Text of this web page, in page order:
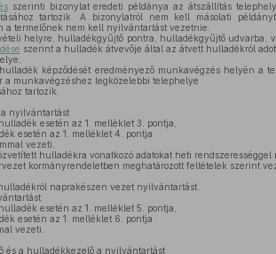
szerinti bizonylat eredeti példánya az átszállítás
tartozik. A bizonylatról nem kell másolati
a termelőnek nem kell nyilvántartást vezetnie.
helyre, hulladékgyűjtő pontra, hulladékgyűjtő udvarba,
szerint a hulladék átvevője által az átvett hulladékról
képződését eredményező munkavégzés helyén a
a munkavégzéshez legközelebbi telephelye
tartozik.
nyilvántartást
esetén az 1. melléklet 3. pontja,
esetén az 1. melléklet 4. pontja
vezeti.
hulladékra vonatkozó adatokat heti rendszerességgel
kormányrendeletben meghatározott feltételek szerint
naprakészen vezet nyilvántartást.
esetén az 1. melléklet 5. pontja,
esetén az 1. melléklet 6. pontja
vezeti.
és a hulladékkezelő a nyilvántartást